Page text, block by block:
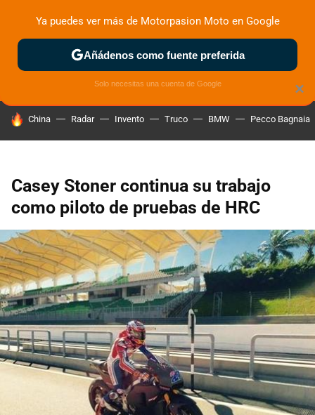
ZONA DE PRUEBAS DEPORTIVAS MOTOS ELÉCTRICAS
HOY SE HABLA DE
China Radar Invento Truco BMW Pecco Bagnaia
Casey Stoner continua su trabajo
como piloto de pruebas de HRC
×
Ya puedes ver más de Motorpasion Moto en Google
Añádenos como fuente preferida
Solo necesitas una cuenta de Google